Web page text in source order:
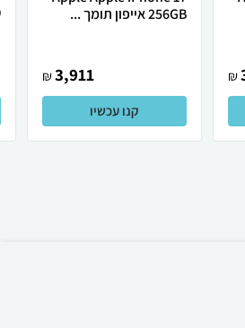
₪
256GB אייפון תומך ...
3,911
₪
קנו עכשיו